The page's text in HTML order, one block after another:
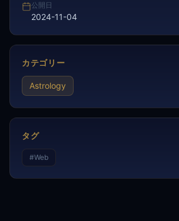
公開日
2024-11-04
カテゴリー
Astrology
タグ
#Web